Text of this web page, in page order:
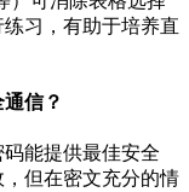
习，有助于培养直
信？
能提供最佳安全
但在密文充分的情